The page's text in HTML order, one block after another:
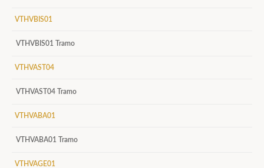
VTHVBIS01
VTHVBIS01 Tramo
VTHVAST04
VTHVAST04 Tramo
VTHVABA01
VTHVABA01 Tramo
VTHVAGE01